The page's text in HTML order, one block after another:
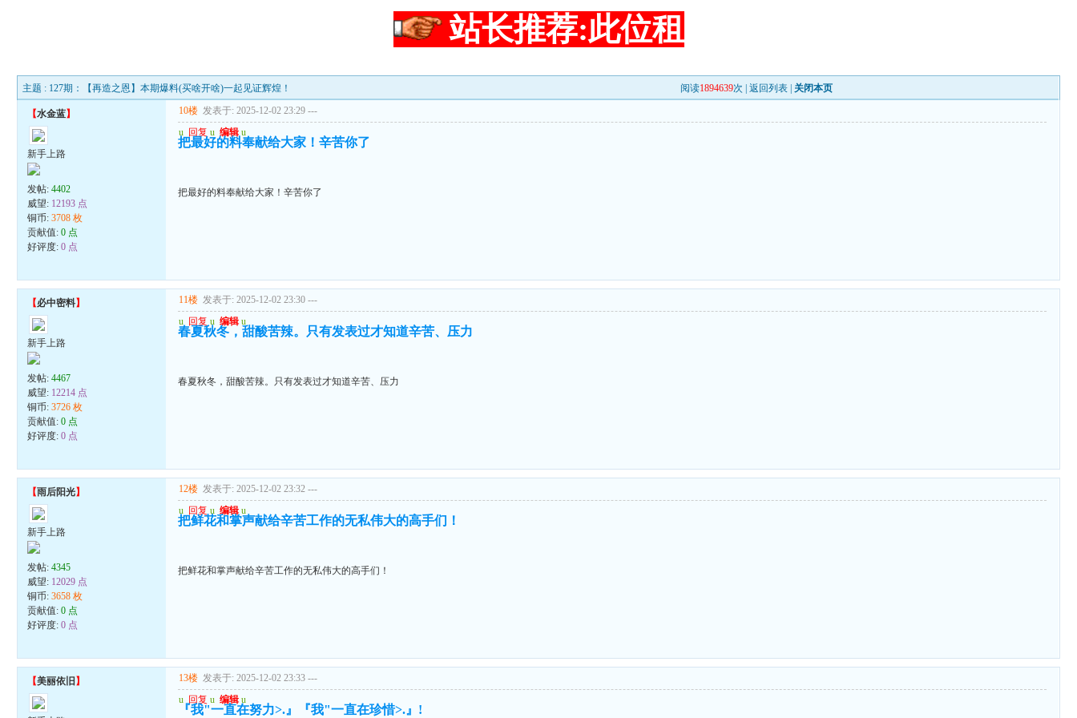
站长推荐:此位租
主题 : 127期：【再造之恩】本期爆料(买啥开啥)一起见证辉煌！ 阅读1894639次 |返回列表 关闭本页
【水金蓝】
新手上路
发帖:4402
威望: 12193 点
铜币:3708 枚
贡献值:0 点
好评度:0 点
10楼 发表于: 2025-12-02 23:29 ---
u 回复 u 编辑 u
把最好的料奉献给大家！辛苦你了
把最好的料奉献给大家！辛苦你了
【必中密料】
新手上路
发帖:4467
威望: 12214 点
铜币:3726 枚
贡献值:0 点
好评度:0 点
11楼 发表于: 2025-12-02 23:30 ---
u 回复 u 编辑 u
春夏秋冬，甜酸苦辣。只有发表过才知道辛苦、压力
春夏秋冬，甜酸苦辣。只有发表过才知道辛苦、压力
【雨后阳光】
新手上路
发帖:4345
威望: 12029 点
铜币:3658 枚
贡献值:0 点
好评度:0 点
12楼 发表于: 2025-12-02 23:32 ---
u 回复 u 编辑 u
把鲜花和掌声献给辛苦工作的无私伟大的高手们！
把鲜花和掌声献给辛苦工作的无私伟大的高手们！
【美丽依旧 】 13楼 发表于: 2025-12-02 23:33 ---
u 回复 u 编辑 u
『我"一直在努力>.』『我"一直在珍惜>.』!